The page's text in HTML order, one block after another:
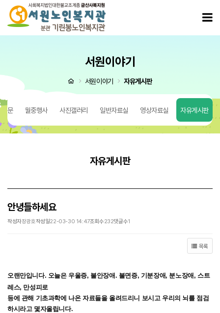
안녕들하세요 > 자유게시판
서원이야기
처음으로서원이야기 자유게시판
질문 월중행사 사진갤러리 일반자료실 영상자료실 자유게시판
자유게시판
안녕들하세요
작성자장광호작성일22-03-30 14:47조회수232댓글수1
목록
오랜만입니다. 오늘은 우울증, 불안장애. 불면증, 기분장애, 분노장애, 스트
레스, 만성피로
등에 관해 기초과학에 나온 자료들을 올려드리니 보시고 우리의 뇌를 점검
하시라고 몇자올립니다.